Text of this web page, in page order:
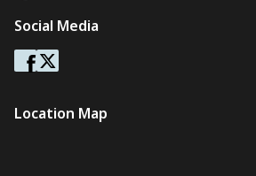
Social Media
Location Map